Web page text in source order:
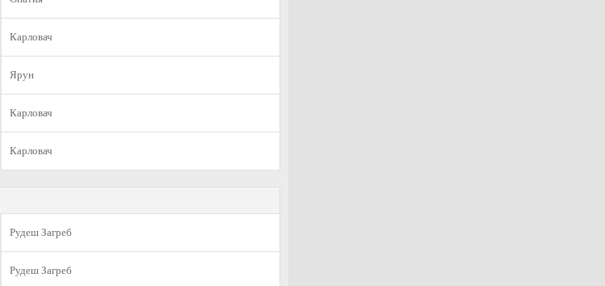
Карловач
Ярун
Карловач
Карловач
Рудеш Загреб
Рудеш Загреб